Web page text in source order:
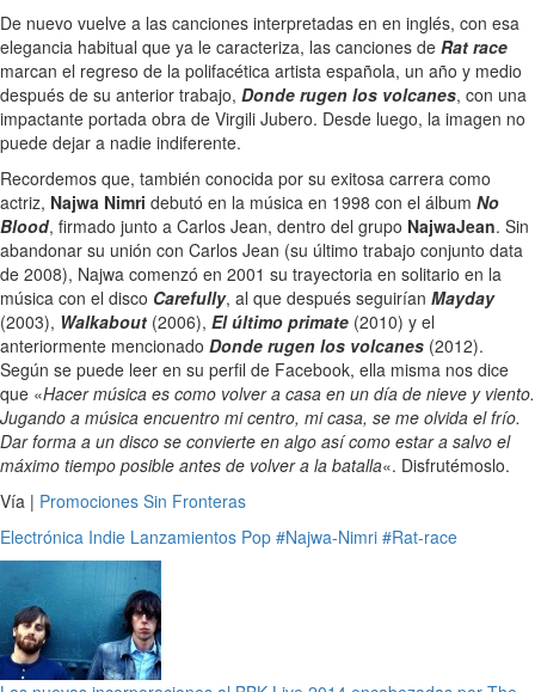
De nuevo vuelve a las canciones interpretadas en en inglés, con esa
elegancia habitual que ya le caracteriza, las canciones de Rat race
marcan el regreso de la polifacética artista española, un año y medio
después de su anterior trabajo, Donde rugen los volcanes, con una
impactante portada obra de Virgili Jubero. Desde luego, la imagen no
puede dejar a nadie indiferente.
Recordemos que, también conocida por su exitosa carrera como
actriz, Najwa Nimri debutó en la música en 1998 con el álbum No
Blood, firmado junto a Carlos Jean, dentro del grupo NajwaJean. Sin
abandonar su unión con Carlos Jean (su último trabajo conjunto data
de 2008), Najwa comenzó en 2001 su trayectoria en solitario en la
música con el disco Carefully, al que después seguirían Mayday
(2003), Walkabout (2006), El último primate (2010) y el
anteriormente mencionado Donde rugen los volcanes (2012).
Según se puede leer en su perfil de Facebook, ella misma nos dice
que «Hacer música es como volver a casa en un día de nieve y viento.
Jugando a música encuentro mi centro, mi casa, se me olvida el frío.
Dar forma a un disco se convierte en algo así como estar a salvo el
máximo tiempo posible antes de volver a la batalla«. Disfrutémoslo.
Vía | Promociones Sin Fronteras
Electrónica Indie Lanzamientos Pop #Najwa-Nimri #Rat-race